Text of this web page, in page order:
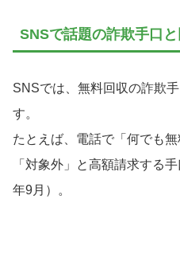
SNSで話題の詐欺手口
SNSでは、無料回収の詐欺
す。
たとえば、電話で「何でも
「対象外」と高額請求する
年9月）。